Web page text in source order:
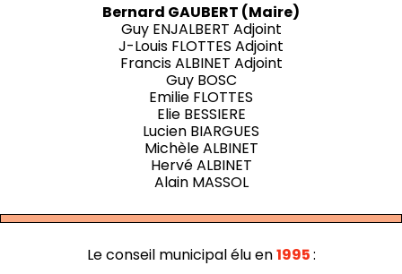
Bernard GAUBERT (Maire)
Guy ENJALBERT Adjoint
J-Louis FLOTTES Adjoint
Francis ALBINET Adjoint
Guy BOSC
Emilie FLOTTES
Elie BESSIERE
Lucien BIARGUES
Michèle ALBINET
Hervé ALBINET
Alain MASSOL
Le conseil municipal élu en1995: